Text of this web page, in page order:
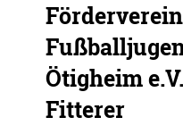
Ötigheim
Fitterer